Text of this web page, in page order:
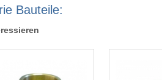
Bauteile: